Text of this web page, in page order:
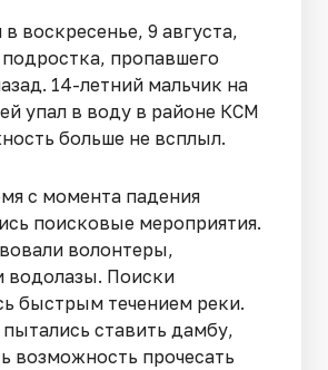
воскресенье, 9 августа,
пропавшего
14-летний мальчик на
упал в воду в районе КСМ
больше не всплыл.
с момента падения
поисковые мероприятия.
волонтеры,
водолазы. Поиски
быстрым течением реки.
ставить дамбу,
возможность прочесать